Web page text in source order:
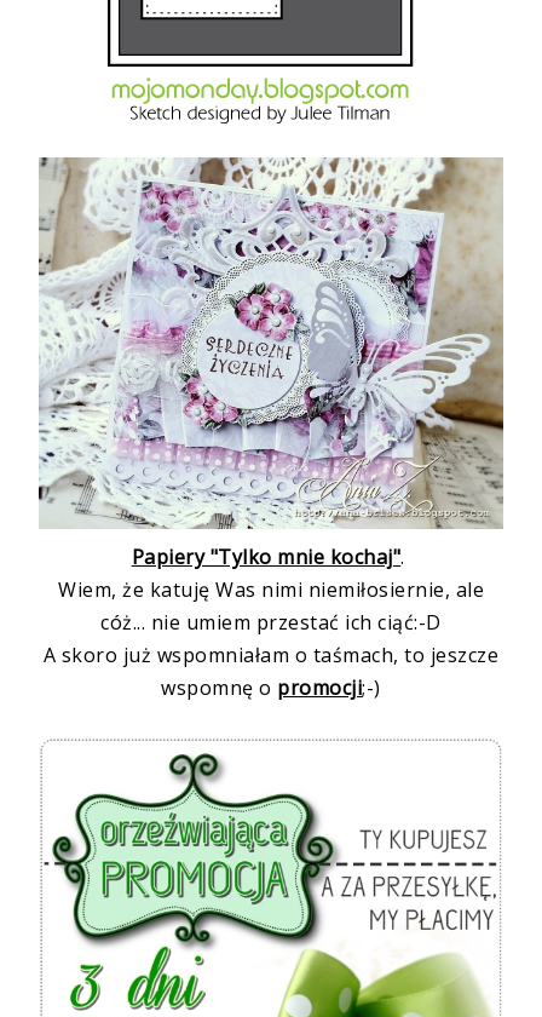
Papiery "Tylko mnie kochaj".
Wiem, że katuję Was nimi niemiłosiernie, ale
cóż... nie umiem przestać ich ciąć:-D
A skoro już wspomniałam o taśmach, to jeszcze
wspomnę o promocji;-)